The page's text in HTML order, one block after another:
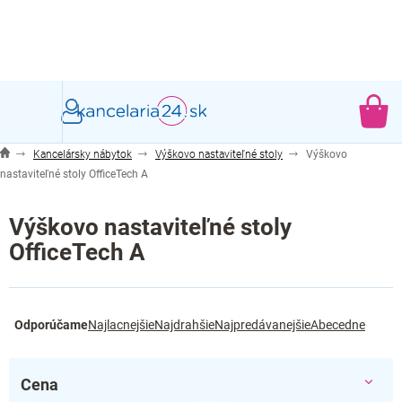
Kancelársky nábytok Výškovo nastaviteľné stoly
Výškovo
nastaviteľné stoly OfficeTech A
Výškovo nastaviteľné stoly
OfficeTech A
a
n
OdporúčameNajlacnejšieNajdrahšieNajpredávanejšieAbecedne
Cena